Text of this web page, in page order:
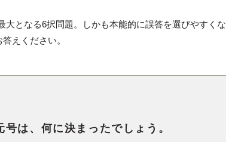
大となる6択問題。しかも本能的に誤答を選びやすくな
えください。
は、何に決まったでしょう。